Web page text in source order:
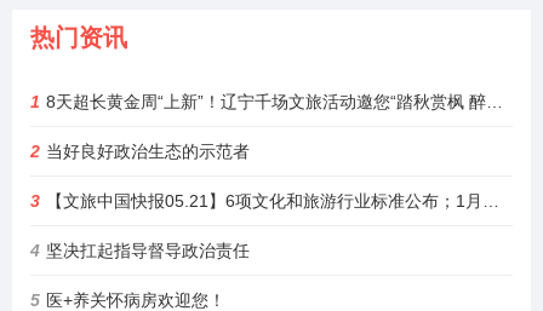
热门资讯
1 8天超长黄金周“上新”！辽宁千场文旅活动邀您“踏秋赏枫 醉游山海”
2 当好良好政治生态的示范者
3 【文旅中国快报05.21】6项文化和旅游行业标准公布；1月至4月全国铁路开行旅游列车增23%
4 坚决扛起指导督导政治责任
5 医+养关怀病房欢迎您！